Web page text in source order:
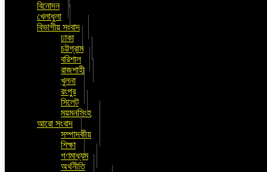
বিনোদন
খেলাধুলা
বিভাগীয় সংবাদ
ঢাকা
চট্টগ্রাম
বরিশাল
রাজশাহী
খুলনা
রংপুর
সিলেট
ময়মনসিংহ
আরো সংবাদ
সম্পাদকীয়
শিক্ষা
গণমাধ্যম
অর্থনীতি